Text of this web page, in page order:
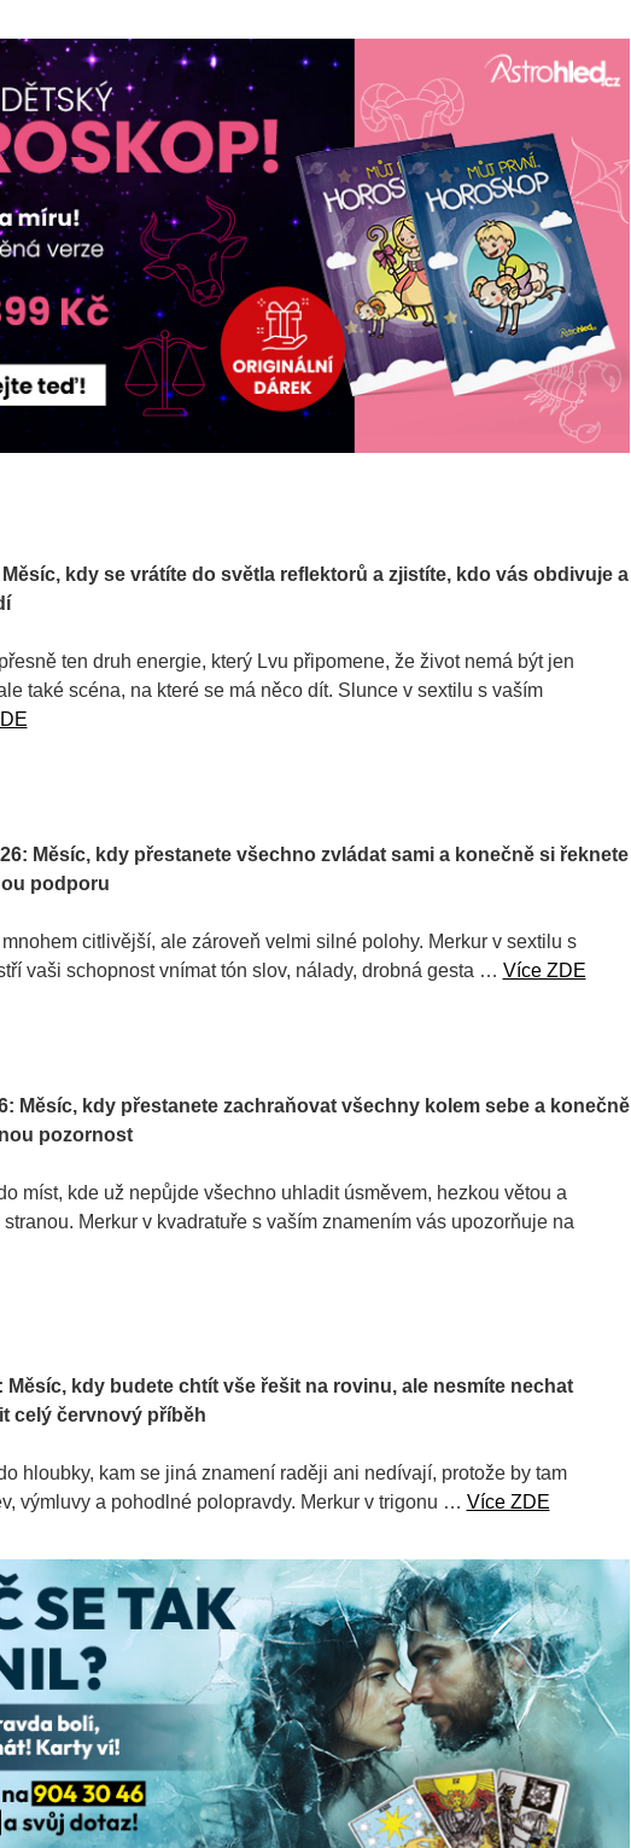
Měsíc, kdy se vrátíte do světla reflektorů a zjistíte, kdo vás obdivuje a
ten druh energie, který Lvu připomene, že život nemá být jen
také scéna, na které se má něco dít. Slunce v sextilu s vaším
Měsíc, kdy přestanete všechno zvládat sami a konečně si řeknete
podporu
citlivější, ale zároveň velmi silné polohy. Merkur v sextilu s
vaši schopnost vnímat tón slov, nálady, drobná gesta … Více ZDE
Měsíc, kdy přestanete zachraňovat všechny kolem sebe a konečně
pozornost
míst, kde už nepůjde všechno uhladit úsměvem, hezkou větou a
Merkur v kvadratuře s vaším znamením vás upozorňuje na
Měsíc, kdy budete chtít vše řešit na rovinu, ale nesmíte nechat
celý červnový příběh
hloubky, kam se jiná znamení raději ani nedívají, protože by tam
výmluvy a pohodlné polopravdy. Merkur v trigonu … Více ZDE